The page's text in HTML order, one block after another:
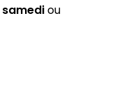
samediou